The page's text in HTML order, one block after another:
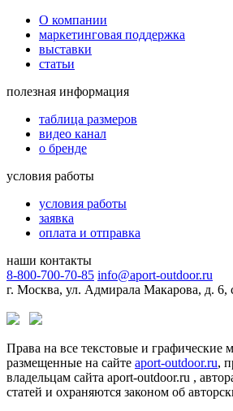
О компании
маркетинговая поддержка
выставки
статьи
полезная информация
таблица размеров
видео канал
о бренде
условия работы
условия работы
заявка
оплата и отправка
наши контакты
8-800-700-70-85 info@aport-outdoor.ru
г. Москва, ул. Адмирала Макарова, д. 6,
Права на все текстовые и графические
размещенные на сайте aport-outdoor.ru,
владельцам сайта aport-outdoor.ru ,
статей и охраняются законом об